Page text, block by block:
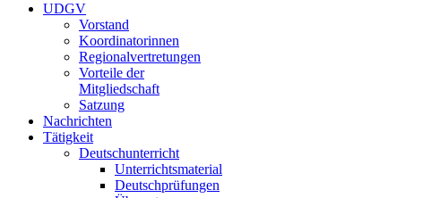
UDGV
Vorstand
Koordinatorinnen
Regionalvertretungen
Vorteile der
Mitgliedschaft
Satzung
Nachrichten
Tätigkeit
Deutschunterricht
Unterrichtsmaterial
Deutschprüfungen